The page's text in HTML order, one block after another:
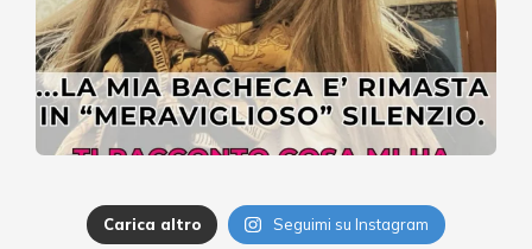
Carica altro Seguimi su Instagram